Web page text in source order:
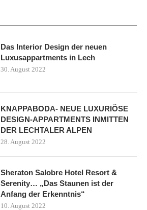
Das Interior Design der neuen
Luxusappartments in Lech
30. August 2022
KNAPPABODA- NEUE LUXURIÖSE
DESIGN-APPARTMENTS INMITTEN
DER LECHTALER ALPEN
28. August 2022
Sheraton Salobre Hotel Resort &
Serenity… „Das Staunen ist der
Anfang der Erkenntnis“
10. August 2022